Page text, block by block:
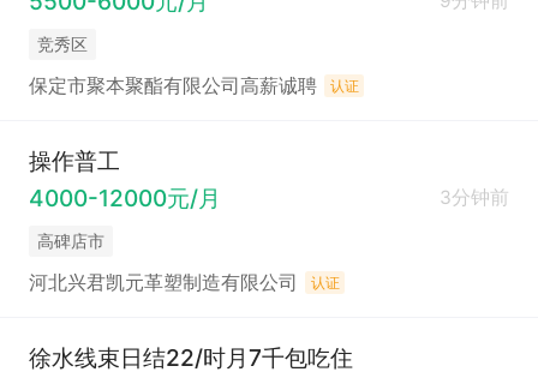
竞秀区
保定市聚本聚酯有限公司高薪诚聘 认证
操作普工
4000-12000元/月
3分钟前
高碑店市
河北兴君凯元革塑制造有限公司 认证
徐水线束日结22/时月7千包吃住